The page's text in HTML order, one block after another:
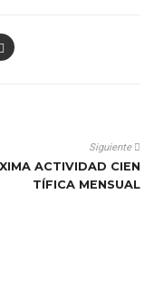
Siguiente
ACTIVIDAD CIEN
TÍFICA MENSUAL